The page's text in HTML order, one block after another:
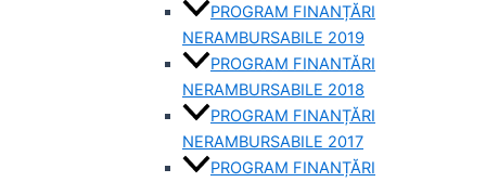
PROGRAM FINANȚĂRI
NERAMBURSABILE 2019
PROGRAM FINANTĂRI
NERAMBURSABILE 2018
PROGRAM FINANȚĂRI
NERAMBURSABILE 2017
PROGRAM FINANȚĂRI